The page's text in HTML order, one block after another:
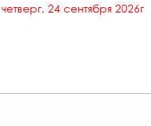
24 сентября 2026г